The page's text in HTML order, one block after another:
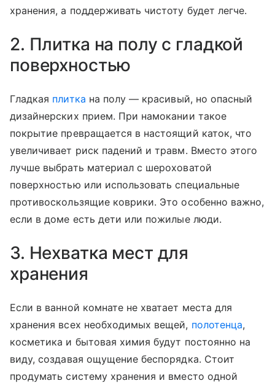
хранения, а поддерживать чистоту будет легче.
2. Плитка на полу с гладкой
поверхностью
Гладкая плитка на полу — красивый, но опасный
дизайнерских прием. При намокании такое
покрытие превращается в настоящий каток, что
увеличивает риск падений и травм. Вместо этого
лучше выбрать материал с шероховатой
поверхностью или использовать специальные
противоскользящие коврики. Это особенно важно,
если в доме есть дети или пожилые люди.
3. Нехватка мест для
хранения
Если в ванной комнате не хватает места для
хранения всех необходимых вещей, полотенца,
косметика и бытовая химия будут постоянно на
виду, создавая ощущение беспорядка. Стоит
продумать систему хранения и вместо одной